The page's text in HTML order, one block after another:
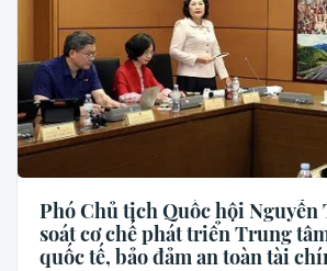
Phó Chủ tịch Quốc hội Nguyễn
soát cơ chế phát triển Trung
quốc tế, bảo đảm an toàn tài